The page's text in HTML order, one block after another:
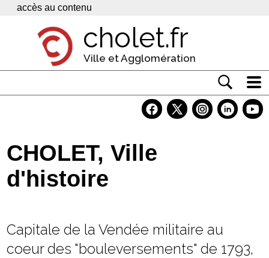
Panneau de gestion des cookies
accès au contenu
cholet.fr
Ville et Agglomération
Economie
Services
CHOLET, Ville
d'histoire
Capitale de la Vendée militaire au
coeur des "bouleversements" de 1793,